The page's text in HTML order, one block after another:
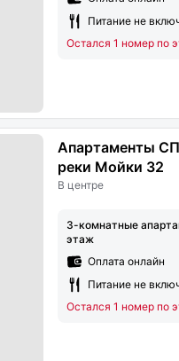
Питание не
Остался 1 номер по
Апартаменты
реки Мойки 32
В центре
3-комнатные
этаж
Оплата онлайн
Питание не
Остался 1 номер по